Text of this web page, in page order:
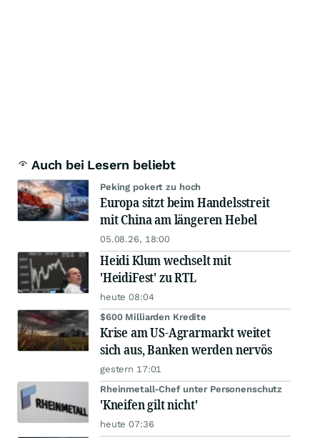
Auch bei Lesern beliebt
Peking pokert zu hoch
Europa sitzt beim Handelsstreit
mit China am längeren Hebel
05.08.26, 18:00
Heidi Klum wechselt mit
'HeidiFest' zu RTL
heute 08:04
$600 Milliarden Kredite
Krise am US-Agrarmarkt weitet
sich aus, Banken werden nervös
gestern 17:01
Rheinmetall-Chef unter Personenschutz
'Kneifen gilt nicht'
heute 07:36